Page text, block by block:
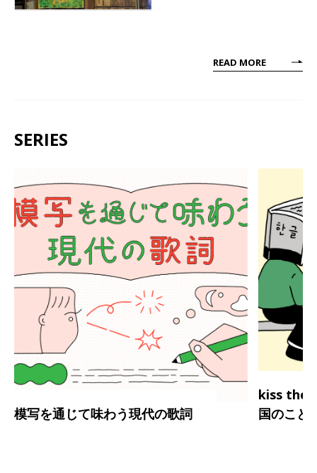
READ MORE
SERIES
模写を通じて味わう現代の歌詞
kiss the
国のこと